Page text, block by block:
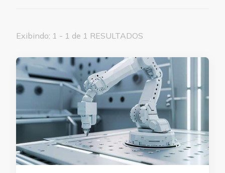
Exibindo: 1 - 1 de 1 RESULTADOS